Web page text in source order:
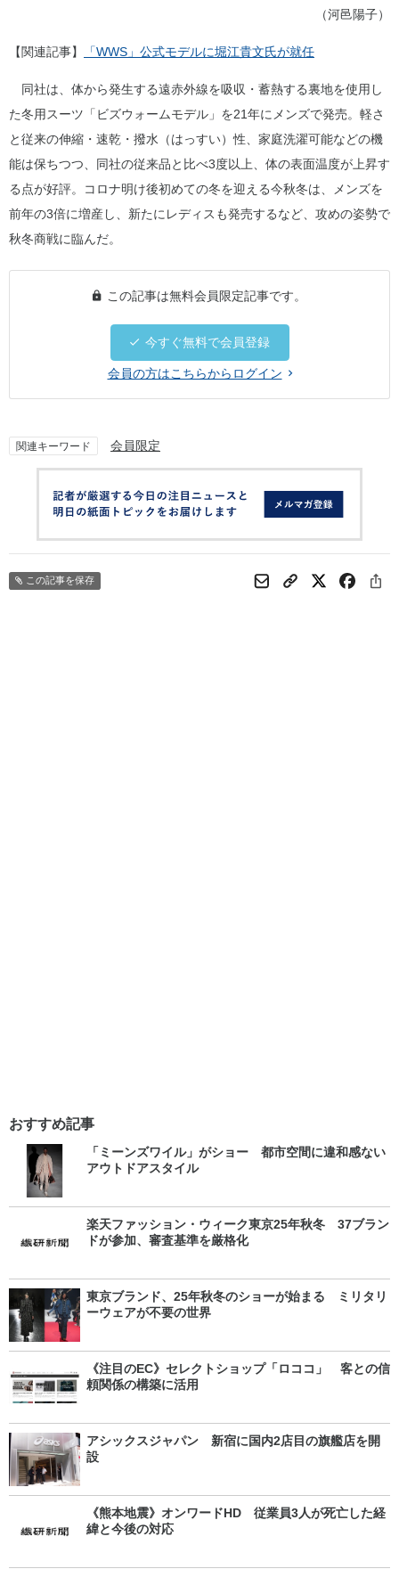
（河邑陽子）
【関連記事】 「WWS」公式モデルに堀江貴文氏が就任
同社は、体から発生する遠赤外線を吸収・蓄熱する裏地を使用し
た冬用スーツ「ビズウォームモデル」を21年にメンズで発売。軽さ
と従来の伸縮・速乾・撥水（はっすい）性、家庭洗濯可能などの機
能は保ちつつ、同社の従来品と比べ3度以上、体の表面温度が上昇す
る点が好評。コロナ明け後初めての冬を迎える今秋冬は、メンズを
前年の3倍に増産し、新たにレディスも発売するなど、攻めの姿勢で
秋冬商戦に臨んだ。
この記事は無料会員限定記事です。
今すぐ無料で会員登録
会員の方はこちらからログイン
関連キーワード 会員限定
この記事を保存
おすすめ記事
「ミーンズワイル」がショー 都市空間に違和感ない
アウトドアスタイル
楽天ファッション・ウィーク東京25年秋冬 37ブラン
ドが参加、審査基準を厳格化
東京ブランド、25年秋冬のショーが始まる ミリタリ
ーウェアが不要の世界
《注目のEC》セレクトショップ「ロココ」 客との信
頼関係の構築に活用
アシックスジャパン 新宿に国内2店目の旗艦店を開
設
《熊本地震》オンワードHD 従業員3人が死亡した経
緯と今後の対応